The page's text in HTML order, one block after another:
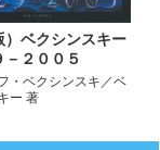
）ベクシンスキー
－２００５
・ベクシンスキ／ベ
ー 著